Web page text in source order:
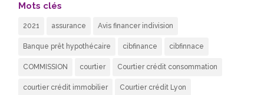
Mots clés
2021 assurance Avis financer indivision
Banque prêt hypothécaire cibfinance cibfinnace
COMMISSION courtier Courtier crédit consommation
courtier crédit immobilier Courtier crédit Lyon